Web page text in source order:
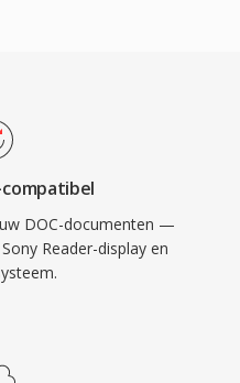
DOC-documenten —
Reader-display en